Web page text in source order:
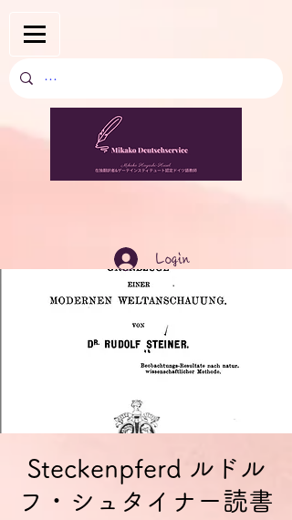
Login
Steckenpferd ルドル
フ・シュタイナー読書